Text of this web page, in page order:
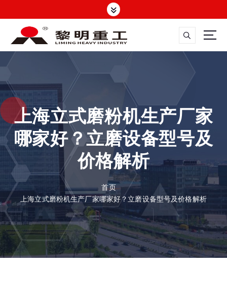
转
容 大修渣磨粉机，矿渣立磨
上海立式磨粉机生产厂家
哪家好？立磨设备型号及
价格解析
首页
上海立式磨粉机生产厂家哪家好？立磨设备型号及价格解析